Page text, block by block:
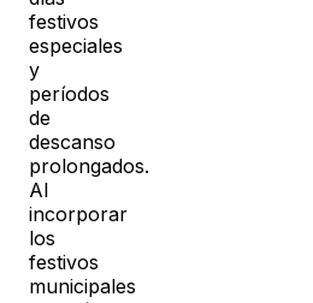
festivos
especiales
y
períodos
de
descanso
prolongados.
Al
incorporar
los
festivos
municipales